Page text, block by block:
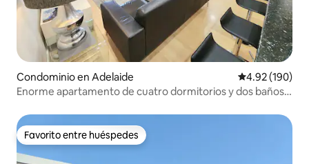
Condominio en Adelaide Calificación
4.92 (190)
Enorme apartamento de cuatro dormitorios y dos baños
Favorito entre huéspedes
Favorito entre huéspedes